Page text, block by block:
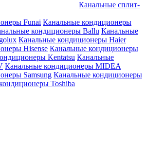
Канальные сплит-
Funai Канальные кондиционеры
кондиционеры Ballu Канальные
Канальные кондиционеры Haier
Hisense Канальные кондиционеры
Kentatsu Канальные
Канальные кондиционеры MIDEA
Samsung Канальные кондиционеры
Toshiba